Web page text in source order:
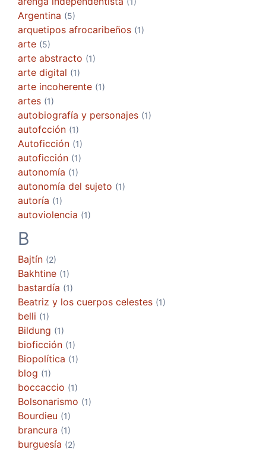
Argentina (5)
arquetipos afrocaribeños (1)
arte (5)
arte abstracto (1)
arte digital (1)
arte incoherente (1)
artes (1)
autobiografía y personajes (1)
autofcción (1)
Autoficción (1)
autoficción (1)
autonomía (1)
autonomía del sujeto (1)
autoría (1)
autoviolencia (1)
B
Bajtín (2)
Bakhtine (1)
bastardía (1)
Beatriz y los cuerpos celestes (1)
belli (1)
Bildung (1)
bioficción (1)
Biopolítica (1)
blog (1)
boccaccio (1)
Bolsonarismo (1)
Bourdieu (1)
brancura (1)
burguesía (2)